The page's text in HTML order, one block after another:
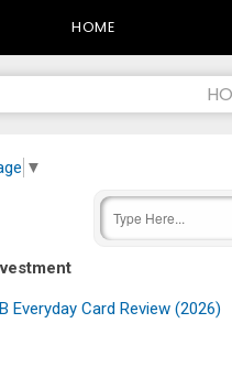
HOME
▼
Everyday Card Review (2026)